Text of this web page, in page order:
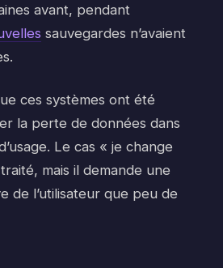
avant, pendant
sauvegardes n’avaient
ces systèmes ont été
la perte de données dans
Le cas « je change
mais il demande une
de l’utilisateur que peu de